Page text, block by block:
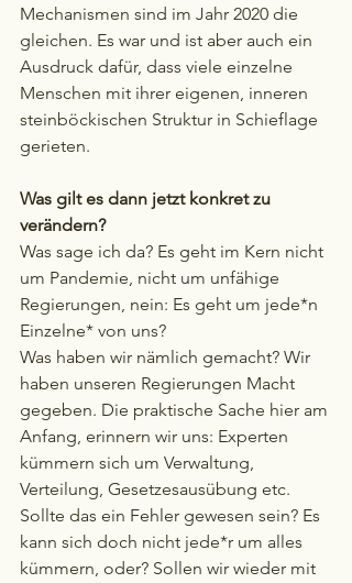
Mechanismen sind im Jahr 2020 die
gleichen. Es war und ist aber auch ein
Ausdruck dafür, dass viele einzelne
Menschen mit ihrer eigenen, inneren
steinböckischen Struktur in Schieflage
gerieten.
Was gilt es dann jetzt konkret zu
verändern?
Was sage ich da? Es geht im Kern nicht
um Pandemie, nicht um unfähige
Regierungen, nein: Es geht um jede*n
Einzelne* von uns?
Was haben wir nämlich gemacht? Wir
haben unseren Regierungen Macht
gegeben. Die praktische Sache hier am
Anfang, erinnern wir uns: Experten
kümmern sich um Verwaltung,
Verteilung, Gesetzesausübung etc.
Sollte das ein Fehler gewesen sein? Es
kann sich doch nicht jede*r um alles
kümmern, oder? Sollen wir wieder mit